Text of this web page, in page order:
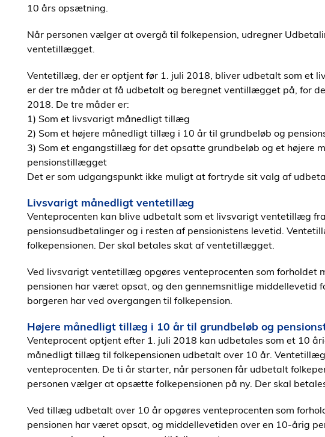
10 års opsætning.
Når personen vælger at overgå til folkepension, udregner
ventetillægget.
Ventetillæg, der er optjent før 1. juli 2018, bliver udbetalt som et
er der tre måder at få udbetalt og beregnet ventillægget på, for
2018. De tre måder er:
1) Som et livsvarigt månedligt tillæg
2) Som et højere månedligt tillæg i 10 år til grundbeløb og
3) Som et engangstillæg for det opsatte grundbeløb og et højere
pensionstillægget
Det er som udgangspunkt ikke muligt at fortryde sit valg af
Livsvarigt månedligt ventetillæg
Venteprocenten kan blive udbetalt som et livsvarigt ventetillæg
pensionsudbetalinger og i resten af pensionistens levetid.
folkepensionen. Der skal betales skat af ventetillægget.
Ved livsvarigt ventetillæg opgøres venteprocenten som forholdet
pensionen har været opsat, og den gennemsnitlige middellevetid
borgeren har ved overgangen til folkepension.
Højere månedligt tillæg i 10 år til grundbeløb og
Venteprocent optjent efter 1. juli 2018 kan udbetales som et 10
månedligt tillæg til folkepensionen udbetalt over 10 år.
venteprocenten. De ti år starter, når personen får udbetalt
personen vælger at opsætte folkepensionen på ny. Der skal
Ved tillæg udbetalt over 10 år opgøres venteprocenten som
pensionen har været opsat, og middellevetiden over en 10-årig